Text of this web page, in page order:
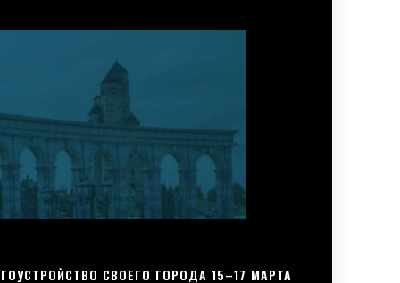
СВОЕГО ГОРОДА 15–17 МАРТА